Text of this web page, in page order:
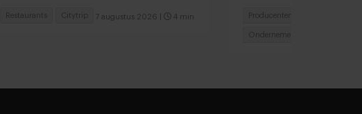
7 augustus 2026 4 min
Restaurants Citytrip Producenten
Ondernemen